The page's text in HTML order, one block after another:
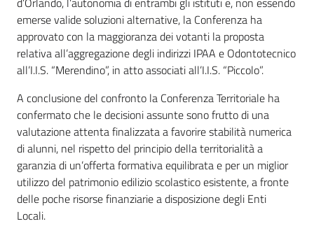
emerse valide soluzioni alternative, la Conferenza ha
approvato con la maggioranza dei votanti la proposta
relativa all’aggregazione degli indirizzi IPAA e Odontotecnico
all’I.I.S. “Merendino”, in atto associati all’I.I.S. “Piccolo”.
A conclusione del confronto la Conferenza Territoriale ha
confermato che le decisioni assunte sono frutto di una
valutazione attenta finalizzata a favorire stabilità numerica
di alunni, nel rispetto del principio della territorialità a
garanzia di un’offerta formativa equilibrata e per un miglior
utilizzo del patrimonio edilizio scolastico esistente, a fronte
delle poche risorse finanziarie a disposizione degli Enti
Locali.